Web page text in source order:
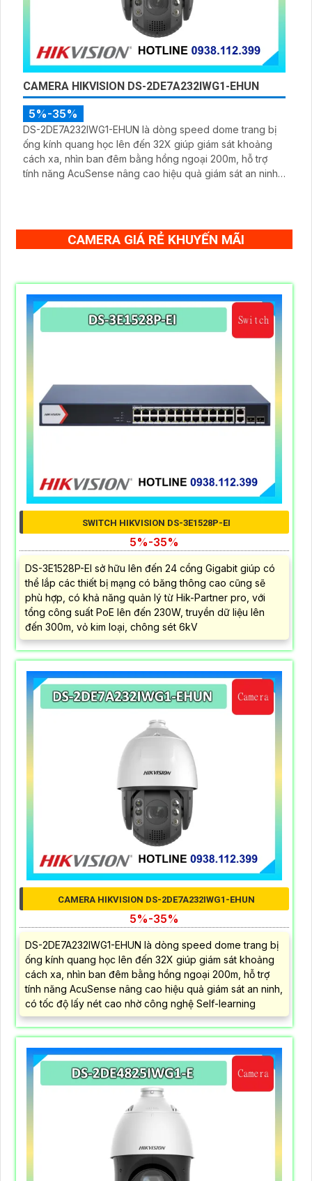
CAMERA HIKVISION DS-2DE7A232IWG1-EHUN
5%-35%
DS-2DE7A232IWG1-EHUN là dòng speed dome trang bị
ống kính quang học lên đến 32X giúp giám sát khoảng
cách xa, nhìn ban đêm bằng hồng ngoại 200m, hỗ trợ
tính năng AcuSense nâng cao hiệu quả giám sát an ninh,
CAMERA GIÁ RẺ KHUYẾN MÃI
SWITCH HIKVISION DS-3E1528P-EI
5%-35%
DS-3E1528P-EI sở hữu lên đến 24 cổng Gigabit giúp có
thể lắp các thiết bị mạng có băng thông cao cũng sẽ
phù hợp, có khả năng quản lý từ Hik-Partner pro, với
tổng công suất PoE lên đến 230W, truyền dữ liệu lên
đến 300m, vỏ kim loại, chông sét 6kV
CAMERA HIKVISION DS-2DE7A232IWG1-EHUN
5%-35%
DS-2DE7A232IWG1-EHUN là dòng speed dome trang bị
ống kính quang học lên đến 32X giúp giám sát khoảng
cách xa, nhìn ban đêm bằng hồng ngoại 200m, hỗ trợ
tính năng AcuSense nâng cao hiệu quả giám sát an ninh,
có tốc độ lấy nét cao nhờ công nghệ Self-learning